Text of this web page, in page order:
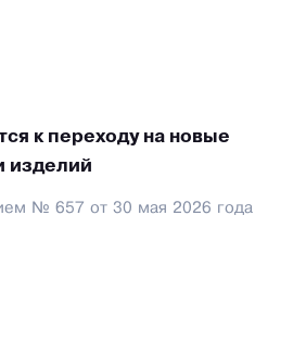
к переходу на новые
изделий
№ 657 от 30 мая 2026 года